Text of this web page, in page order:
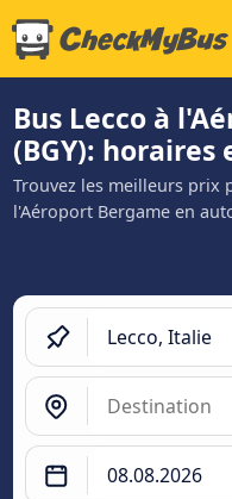
Bus Lecco à
(BGY):
Trouvez les meilleurs prix
l'Aéroport Bergame en